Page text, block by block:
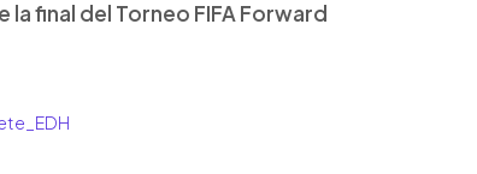
final del Torneo FIFA Forward